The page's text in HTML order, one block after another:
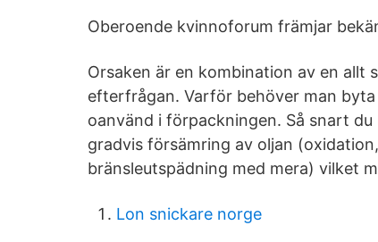
Oberoende kvinnoforum främjar
Orsaken är en kombination av en allt
efterfrågan. Varför behöver man
oanvänd i förpackningen. Så snart
gradvis försämring av oljan
bränsleutspädning med mera) vilket
Lon snickare norge